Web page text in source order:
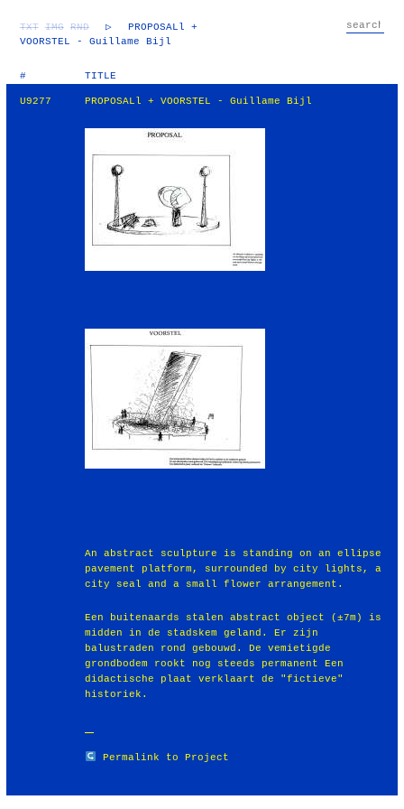
TXT IMG RND ▷
PROPOSALl +
VOORSTEL - Guillame Bijl
# TITLE
U9277 PROPOSALl + VOORSTEL - Guillame Bijl
An abstract sculpture is standing on an ellipse
pavement platform, surrounded by city lights, a
city seal and a small flower arrangement.
Een buitenaards stalen abstract object (±7m) is
midden in de stadskem geland. Er zijn
balustraden rond gebouwd. De vemietigde
grondbodem rookt nog steeds permanent Een
didactische plaat verklaart de "fictieve"
historiek.
Permalink to Project